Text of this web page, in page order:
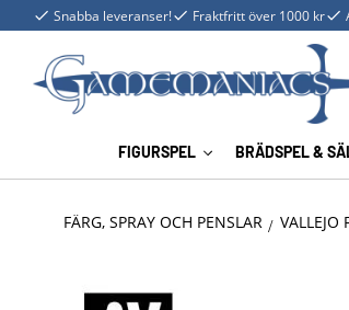
Snabba leveranser! Fraktfritt över 1000 kr
FIGURSPEL BRÄDSPEL &
FÄRG, SPRAY OCH PENSLAR VALLEJO